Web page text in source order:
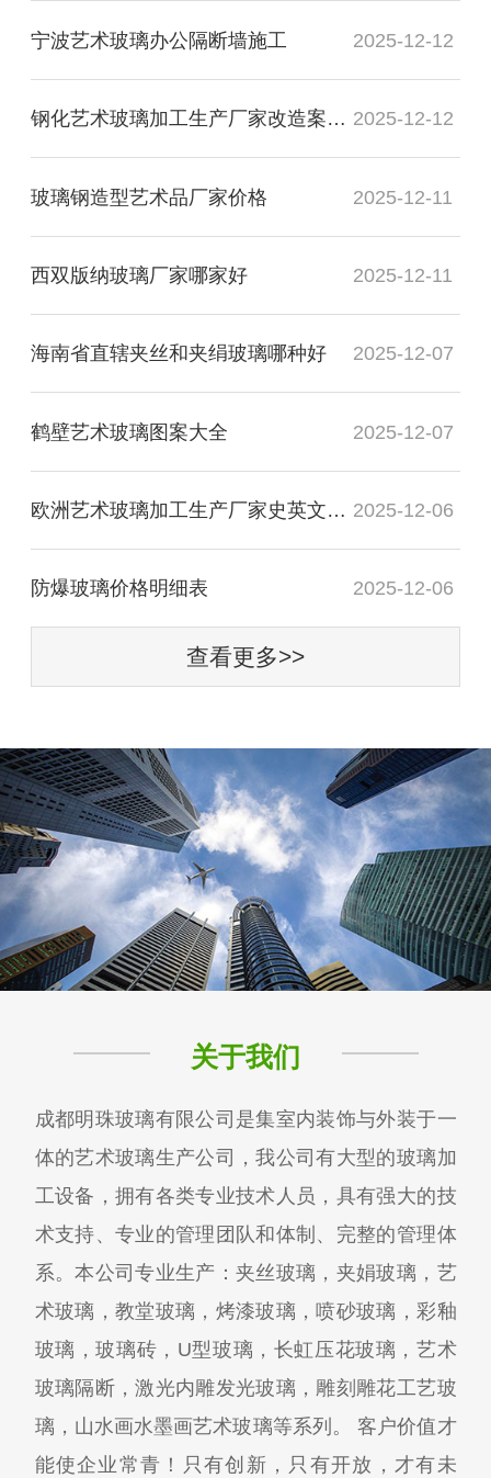
宁波艺术玻璃办公隔断墙施工 2025-12-12
钢化艺术玻璃加工生产厂家改造案例图 2025-12-12
玻璃钢造型艺术品厂家价格 2025-12-11
西双版纳玻璃厂家哪家好 2025-12-11
海南省直辖夹丝和夹绢玻璃哪种好 2025-12-07
鹤壁艺术玻璃图案大全 2025-12-07
欧洲艺术玻璃加工生产厂家史英文名词解释 2025-12-06
防爆玻璃价格明细表 2025-12-06
查看更多>>
关于我们
成都明珠玻璃有限公司是集室内装饰与外装于一
体的艺术玻璃生产公司，我公司有大型的玻璃加
工设备，拥有各类专业技术人员，具有强大的技
术支持、专业的管理团队和体制、完整的管理体
系。本公司专业生产：夹丝玻璃，夹娟玻璃，艺
术玻璃，教堂玻璃，烤漆玻璃，喷砂玻璃，彩釉
玻璃，玻璃砖，U型玻璃，长虹压花玻璃，艺术
玻璃隔断，激光内雕发光玻璃，雕刻雕花工艺玻
璃，山水画水墨画艺术玻璃等系列。 客户价值才
能使企业常青！只有创新，只有开放，才有未